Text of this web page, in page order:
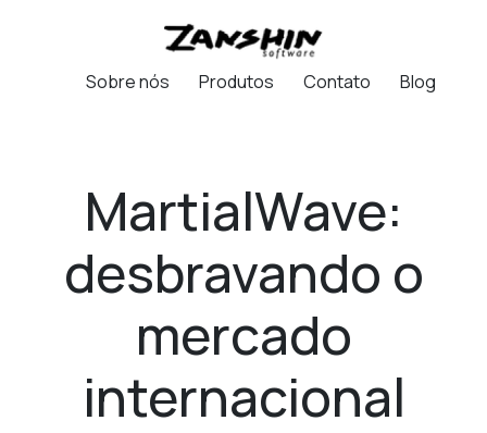
Sobre nós Produtos Contato Blog
MartialWave:
desbravando o
mercado
internacional